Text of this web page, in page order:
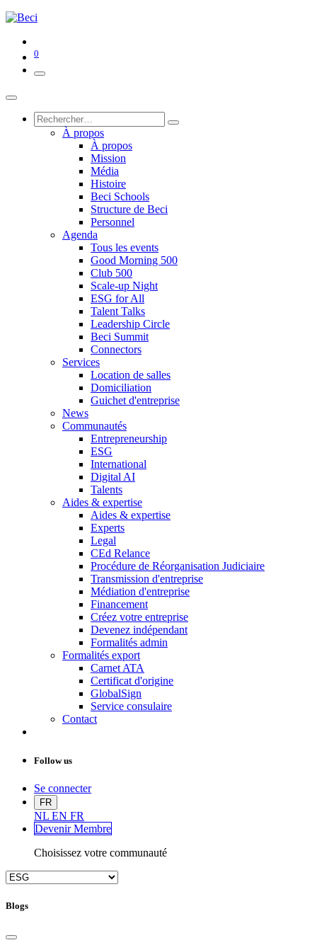
0
À propos
À propos
Mission
Média
Histoire
Beci Schools
Structure de Beci
Personnel
Agenda
Tous les events
Good Morning 500
Club 500
Scale-up Night
ESG for All
Talent Talks
Leadership Circle
Beci Summit
Connectors
Services
Location de salles
Domiciliation
Guichet d'entreprise
News
Communautés
Entrepreneurship
ESG
International
Digital AI
Talents
Aides & expertise
Aides & expertise
Experts
Legal
CEd Relance
Procédure de Réorganisation Judiciaire
Transmission d'entreprise
Médiation d'entreprise
Financement
Créez votre entreprise
Devenez indépendant
Formalités admin
Formalités export
Carnet ATA
Certificat d'origine
GlobalSign
Service consulaire
Contact
Follow us
Se connecter
FR
NL EN FR
Devenir Membre
Choisissez votre communauté
Blogs